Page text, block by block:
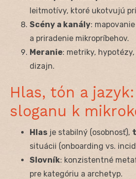
leitmotívy, ktoré ukotvujú
Scény a kanály:
a priradenie mikropríbehov.
Meranie: metriky,
dizajn.
Hlas, tón a
sloganu k
Hlas je stabilný (osobnosť),
situácii (onboarding vs.
Slovník: konzistentné
pre kategóriu a archetyp.